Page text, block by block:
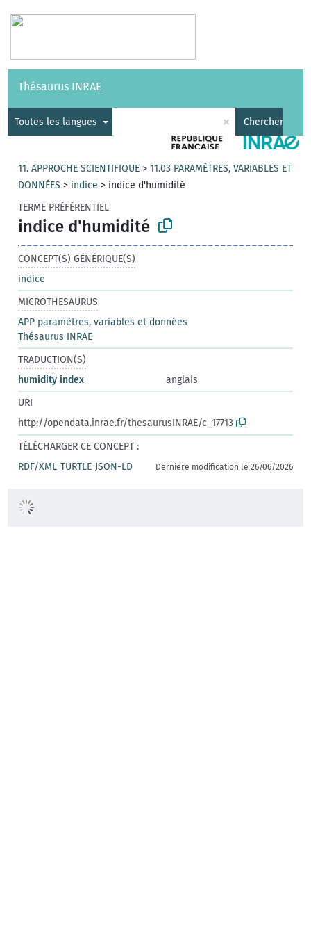
Vocabulaires API
Thésaurus INRAE
Toutes les langues × Chercher
11. APPROCHE SCIENTIFIQUE >11.03 PARAMÈTRES, VARIABLES ET
DONNÉES > indice > indice d'humidité
TERME PRÉFÉRENTIEL
indice d'humidité
CONCEPT(S) GÉNÉRIQUE(S)
indice
MICROTHESAURUS
APP paramètres, variables et données
Thésaurus INRAE
TRADUCTION(S)
humidity index
anglais
URI
http://opendata.inrae.fr/thesaurusINRAE/c_17713
TÉLÉCHARGER CE CONCEPT :
RDF/XML TURTLE JSON-LD Dernière modification le 26/06/2026